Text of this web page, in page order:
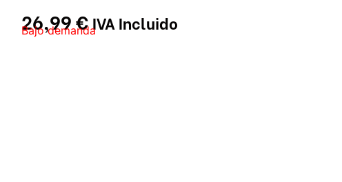
26,99€IVA Incluido
Bajo demanda